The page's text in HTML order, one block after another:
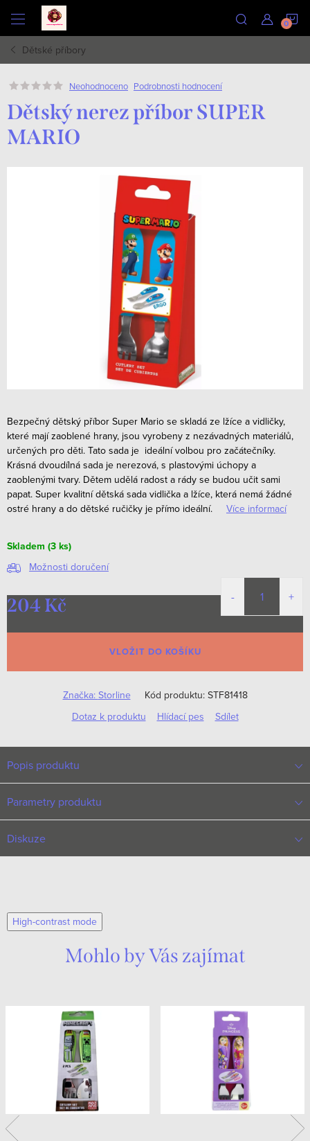
obsah
Dětské příbory
Neohodnoceno Podrobnosti hodnocení
Dětský nerez příbor SUPER
MARIO
Bezpečný dětský příbor Super Mario se skladá ze lžíce a vidličky,
které mají zaoblené hrany, jsou vyrobeny z nezávadných materiálů,
určených pro děti. Tato sada je ideální volbou pro začátečníky.
Krásná dvoudílná sada je nerezová, s plastovými úchopy a
zaoblenými tvary. Dětem udělá radost a rády se budou učit sami
papat. Super kvalitní dětská sada vidlička a lžíce, která nemá žádné
ostré hrany a do dětské ručičky je přímo ideální.
Více informací
Skladem (3 ks)
Možnosti doručení
204 Kč
cena:
VLOŽIT DO KOŠÍKU
Značka: Storline Kód produktu: STF81418
Dotaz k produktu
Hlídací pes Sdílet
Popis produktu
Parametry produktu
Diskuze
High-contrast mode
Mohlo by Vás zajímat